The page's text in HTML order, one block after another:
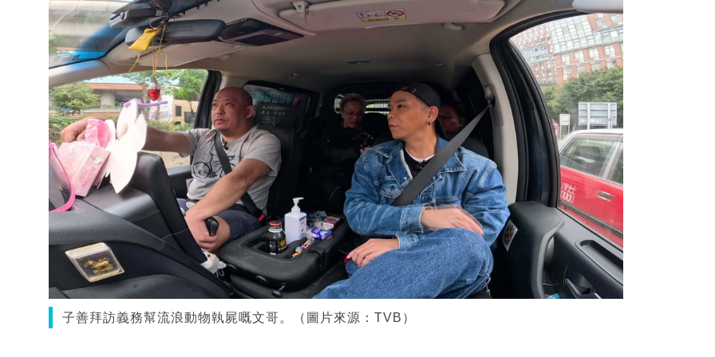
子善拜訪義務幫流浪動物執屍嘅文哥。（圖片來源：TVB）